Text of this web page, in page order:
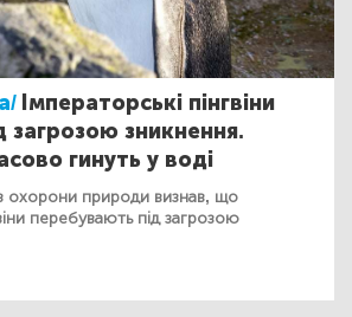
Імператорські пінгвіни
загрозою зникнення.
гинуть у воді
природи визнав, що
перебувають під загрозою